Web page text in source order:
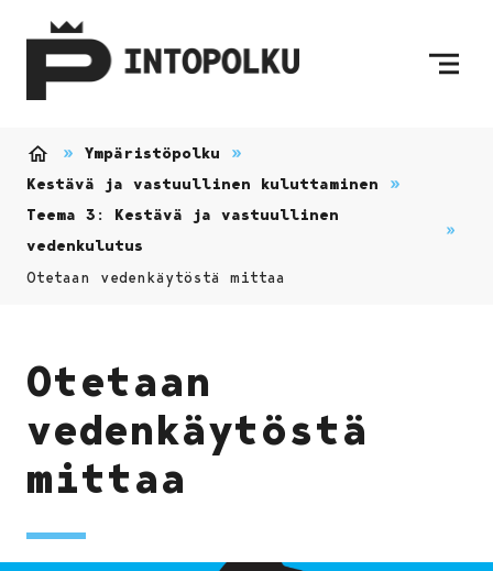
Ympäristöpolku
Kestävä ja vastuullinen kuluttaminen
Teema 3: Kestävä ja vastuullinen
vedenkulutus
Otetaan vedenkäytöstä mittaa
Otetaan
vedenkäytöstä
mittaa